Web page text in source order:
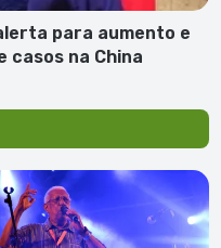
para aumento e
casos na China